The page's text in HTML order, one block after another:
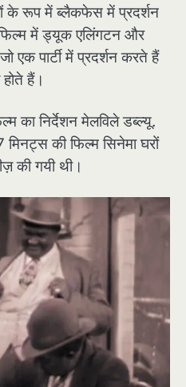
के रूप में ब्लैकफेस में प्रदर्शन
में ड्यूक एलिंगटन और
एक पार्टी में प्रदर्शन करते हैं
हैं।
का निर्देशन मेलविले डब्ल्यू.
की फिल्म सिनेमा घरों
की गयी थी।